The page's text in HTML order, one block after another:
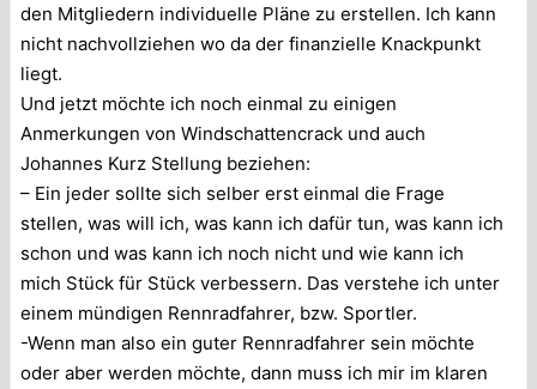
den Mitgliedern individuelle Pläne zu erstellen. Ich kann
nicht nachvollziehen wo da der finanzielle Knackpunkt
liegt.
Und jetzt möchte ich noch einmal zu einigen
Anmerkungen von Windschattencrack und auch
Johannes Kurz Stellung beziehen:
– Ein jeder sollte sich selber erst einmal die Frage
stellen, was will ich, was kann ich dafür tun, was kann ich
schon und was kann ich noch nicht und wie kann ich
mich Stück für Stück verbessern. Das verstehe ich unter
einem mündigen Rennradfahrer, bzw. Sportler.
-Wenn man also ein guter Rennradfahrer sein möchte
oder aber werden möchte, dann muss ich mir im klaren